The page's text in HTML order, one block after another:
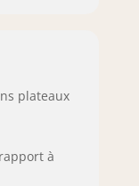
plateaux
à